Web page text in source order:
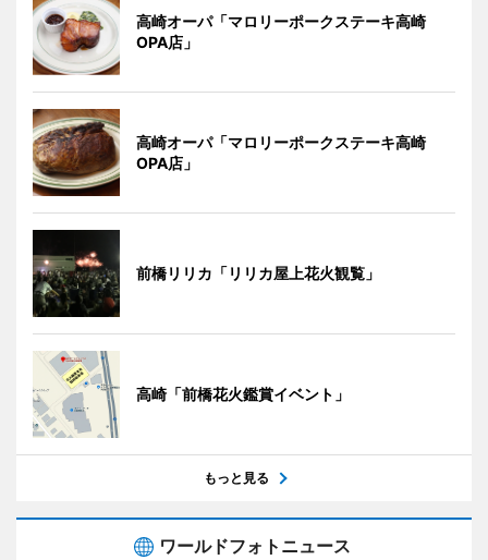
高崎オーパ「マロリーポークステーキ高崎
OPA店」
高崎オーパ「マロリーポークステーキ高崎
OPA店」
前橋リリカ「リリカ屋上花火観覧」
高崎「前橋花火鑑賞イベント」
もっと見る
ワールドフォトニュース